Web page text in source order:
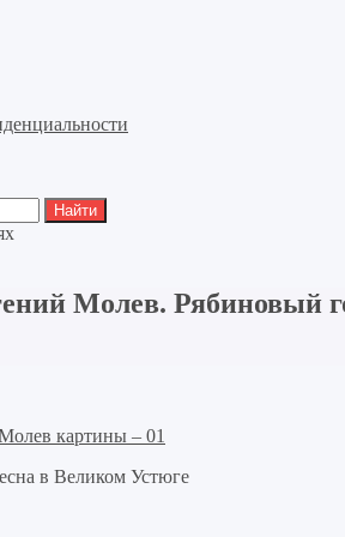
Молев. Рябиновый
в Великом Устюге